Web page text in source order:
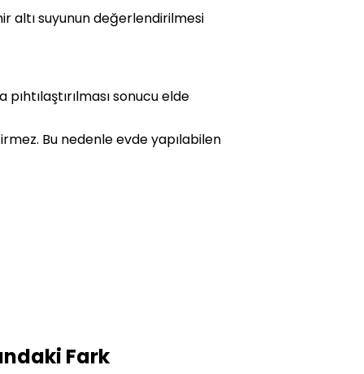
altı suyunun değerlendirilmesi
sonucu elde
Bu nedenle evde yapılabilen
Fark